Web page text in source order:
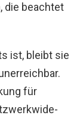
, die beachtet
ist, bleibt sie
für